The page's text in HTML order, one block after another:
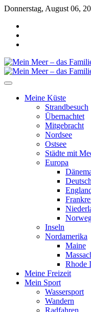
Skip
content
Donnerstag, August 06,
Meine Küste
Strandbesuch
Übernachtet
Mitgebracht
Nordsee
Ostsee
Städte mit
Europa
Inseln
Nordamerika
Maine
Rhode
Meine Freizeit
Mein Sport
Wassersport
Wandern
Radfahren